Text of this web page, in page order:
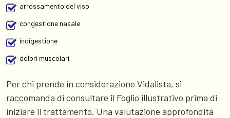
arrossamento del viso
congestione nasale
indigestione
dolori muscolari
Per chi prende in considerazione Vidalista, si
raccomanda di consultare il Foglio illustrativo prima di
iniziare il trattamento. Una valutazione approfondita